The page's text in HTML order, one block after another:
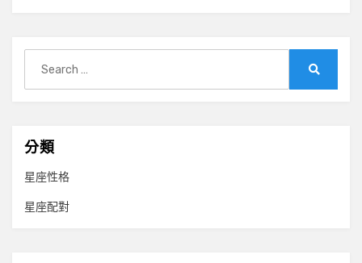
for:
分類
星座性格
星座配對